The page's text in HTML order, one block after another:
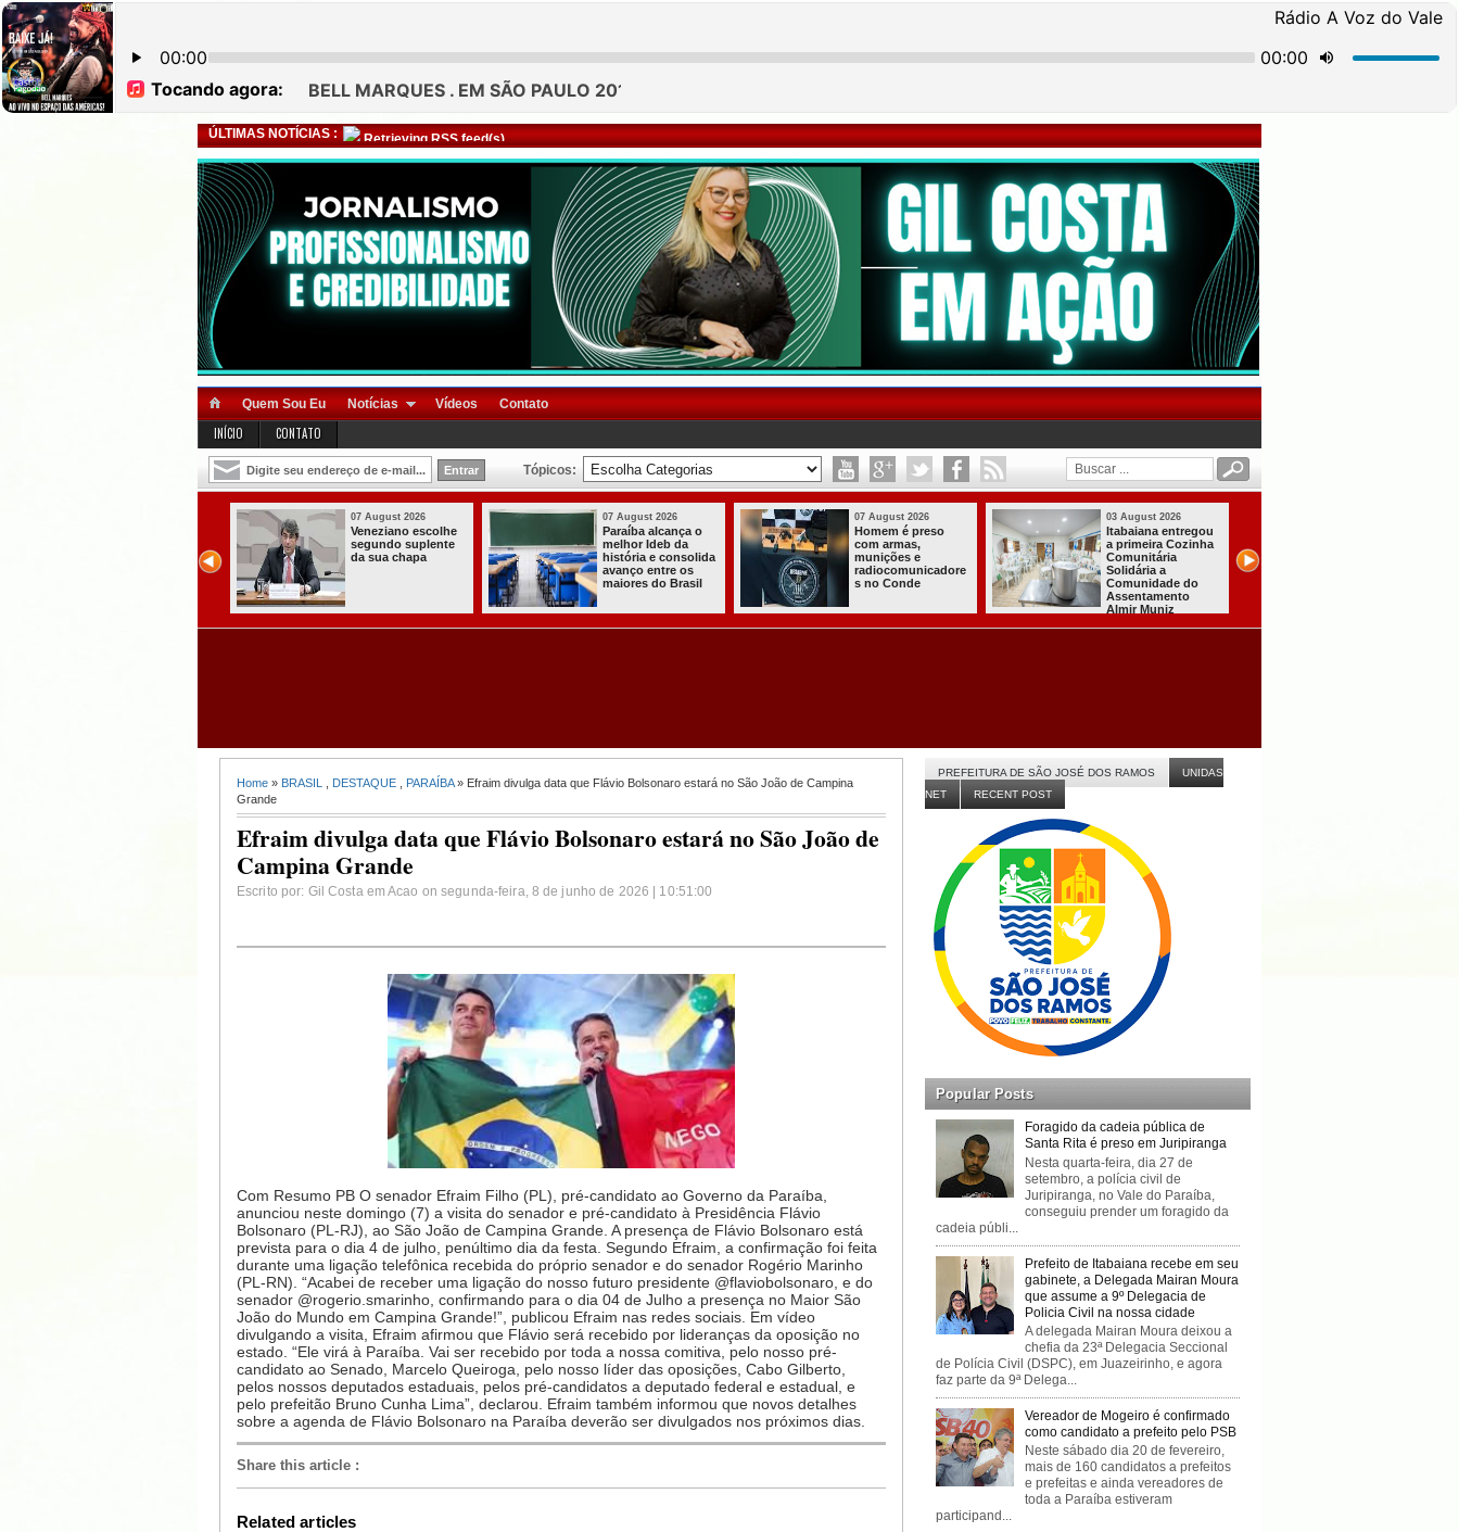
ÚLTIMAS NOTÍCIAS : Retrieving RSS feed(s)
Quem Sou Eu Notícias Vídeos Contato
INÍCIO CONTATO
Tópicos:
história e consolida
avanço entre os
07 August 2026
Homem é preso
com armas,
munições e
03 August 2026
Itabaiana entregou
a primeira Cozinha
Comunitária
Solidária a
Comunidade do
03 August 2026
Secretaria de
Agricultura de
Itabaiana recebeu
da Sedap-PB cerca
de 30 mil alevinos
03 August 2026
Mulher em aparente
surto esfaqueia a
própria mãe em
João Pessoa
Home » BRASIL DESTAQUE PARAÍBA» Efraim divulga data que Flávio Bolsonaro estará no São João de Campina
Grande
Efraim divulga data que Flávio Bolsonaro estará no São João de
Campina Grande
Escrito por: Gil Costa em Acao on segunda-feira, 8 de junho de 2026 | 10:51:00
Com Resumo PB O senador Efraim Filho (PL), pré-candidato ao Governo da Paraíba,
anunciou neste domingo (7) a visita do senador e pré-candidato à Presidência Flávio
Bolsonaro (PL-RJ), ao São João de Campina Grande. A presença de Flávio Bolsonaro está
prevista para o dia 4 de julho, penúltimo dia da festa. Segundo Efraim, a confirmação foi feita
durante uma ligação telefônica recebida do próprio senador e do senador Rogério Marinho
(PL-RN). “Acabei de receber uma ligação do nosso futuro presidente @flaviobolsonaro, e do
senador @rogerio.smarinho, confirmando para o dia 04 de Julho a presença no Maior São
João do Mundo em Campina Grande!”, publicou Efraim nas redes sociais. Em vídeo
divulgando a visita, Efraim afirmou que Flávio será recebido por lideranças da oposição no
estado. “Ele virá à Paraíba. Vai ser recebido por toda a nossa comitiva, pelo nosso pré-
candidato ao Senado, Marcelo Queiroga, pelo nosso líder das oposições, Cabo Gilberto,
pelos nossos deputados estaduais, pelos pré-candidatos a deputado federal e estadual, e
pelo prefeitão Bruno Cunha Lima”, declarou. Efraim também informou que novos detalhes
sobre a agenda de Flávio Bolsonaro na Paraíba deverão ser divulgados nos próximos dias.
Share this article :
Related articles
PREFEITURA DE SÃO JOSÉ DOS RAMOS
UNIDAS
NET
RECENT POST
Popular Posts
Foragido da cadeia pública de
Santa Rita é preso em Juripiranga
Nesta quarta-feira, dia 27 de
setembro, a polícia civil de
Juripiranga, no Vale do Paraíba,
conseguiu prender um foragido da
cadeia públi...
Prefeito de Itabaiana recebe em seu
gabinete, a Delegada Mairan Moura
que assume a 9º Delegacia de
Policia Civil na nossa cidade
A delegada Mairan Moura deixou a
chefia da 23ª Delegacia Seccional
de Polícia Civil (DSPC), em Juazeirinho, e agora
faz parte da 9ª Delega...
Vereador de Mogeiro é confirmado
como candidato a prefeito pelo PSB
Neste sábado dia 20 de fevereiro,
mais de 160 candidatos a prefeitos
e prefeitas e ainda vereadores de
toda a Paraíba estiveram
participand...